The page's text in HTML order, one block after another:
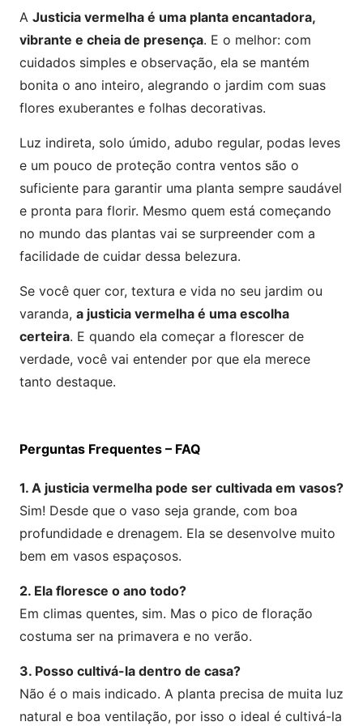
A Justicia vermelha é uma planta encantadora,
vibrante e cheia de presença. E o melhor: com
cuidados simples e observação, ela se mantém
bonita o ano inteiro, alegrando o jardim com suas
flores exuberantes e folhas decorativas.
Luz indireta, solo úmido, adubo regular, podas leves
e um pouco de proteção contra ventos são o
suficiente para garantir uma planta sempre saudável
e pronta para florir. Mesmo quem está começando
no mundo das plantas vai se surpreender com a
facilidade de cuidar dessa belezura.
Se você quer cor, textura e vida no seu jardim ou
varanda, a justicia vermelha é uma escolha
certeira. E quando ela começar a florescer de
verdade, você vai entender por que ela merece
tanto destaque.
Perguntas Frequentes – FAQ
1. A justicia vermelha pode ser cultivada em vasos?
Sim! Desde que o vaso seja grande, com boa
profundidade e drenagem. Ela se desenvolve muito
bem em vasos espaçosos.
2. Ela floresce o ano todo?
Em climas quentes, sim. Mas o pico de floração
costuma ser na primavera e no verão.
3. Posso cultivá-la dentro de casa?
Não é o mais indicado. A planta precisa de muita luz
natural e boa ventilação, por isso o ideal é cultivá-la